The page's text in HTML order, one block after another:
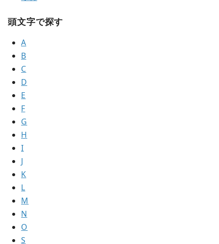
頭文字で探す
A
B
C
D
E
F
G
H
I
J
K
L
M
N
O
S